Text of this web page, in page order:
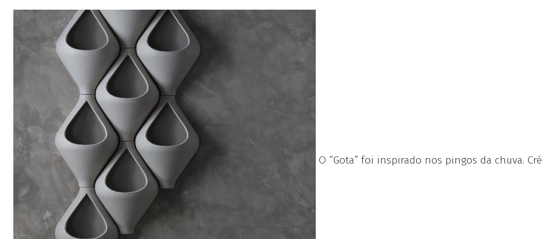
O “Gota” foi inspirado nos pingos da chuva.